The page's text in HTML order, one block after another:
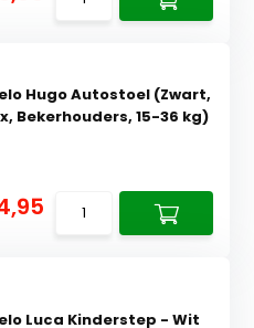
Hugo Autostoel (Zwart,
Bekerhouders, 15-36 kg)
Luca Kinderstep - Wit